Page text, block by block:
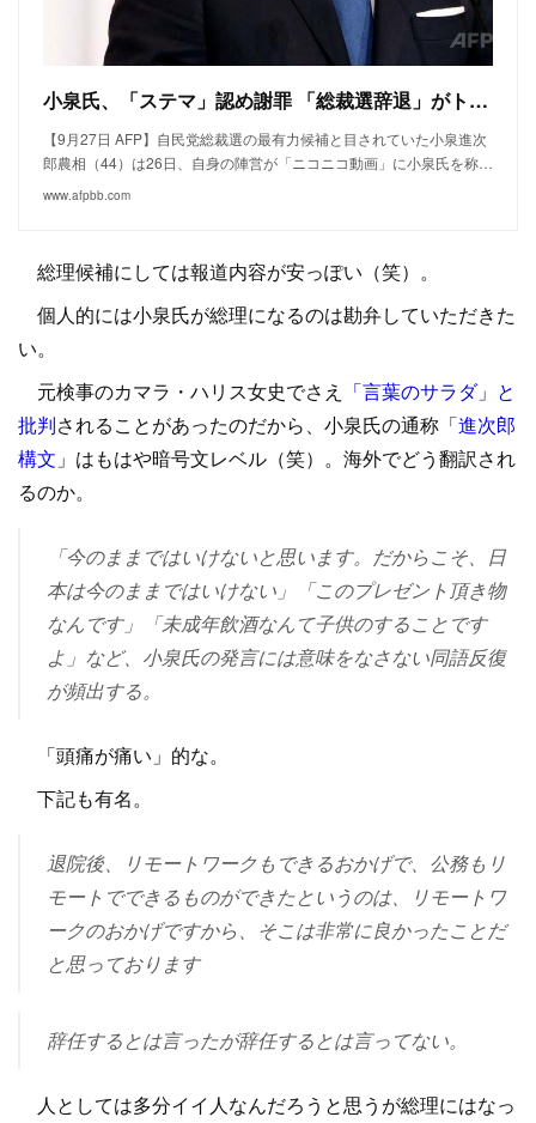
小泉氏、「ステマ」認め謝罪 「総裁選辞退」がトレンド入り
【9月27日 AFP】自民党総裁選の最有力候補と目されていた小泉進次
郎農相（44）は26日、自身の陣営が「ニコニコ動画」に小泉氏を称…
www.afpbb.com
総理候補にしては報道内容が安っぽい（笑）。
個人的には小泉氏が総理になるのは勘弁していただきた
い。
元検事のカマラ・ハリス女史でさえ
「言葉のサラダ」と
批判されることがあったのだから、小泉氏の通称「進次郎
構文 」はもはや暗号文レベル（笑）。海外でどう翻訳され
るのか。
「今のままではいけないと思います。だからこそ、日
本は今のままではいけない」
「このプレゼント頂き物
なんです」
「未成年飲酒なんて子供のすることです
よ」 など、小泉氏の発言には意味をなさない同語反復
が頻出する。
「頭痛が痛い」的な。
下記も有名。
退院後、リモートワークもできるおかげで、公務もリ
モートでできるものができたというのは、リモートワ
ークのおかげですから、そこは非常に良かったことだ
と思っております
辞任するとは言ったが辞任するとは言ってない。
人としては多分イイ人なんだろうと思うが総理にはなっ